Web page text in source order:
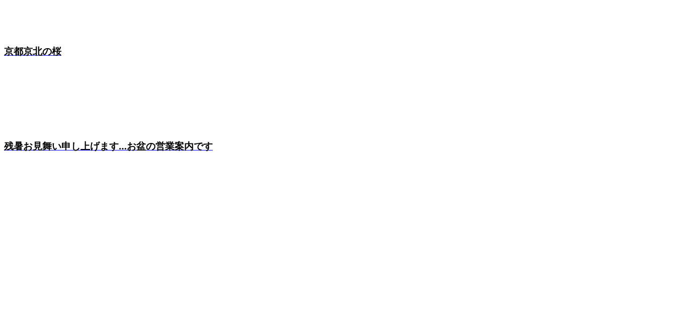
京都京北の桜
残暑お見舞い申し上げます…お盆の営業案内です